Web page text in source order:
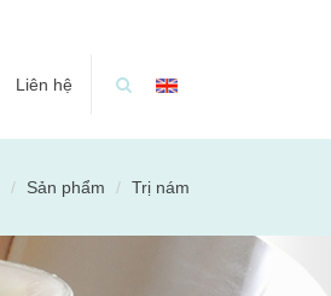
Liên hệ
Sản phẩm Trị nám